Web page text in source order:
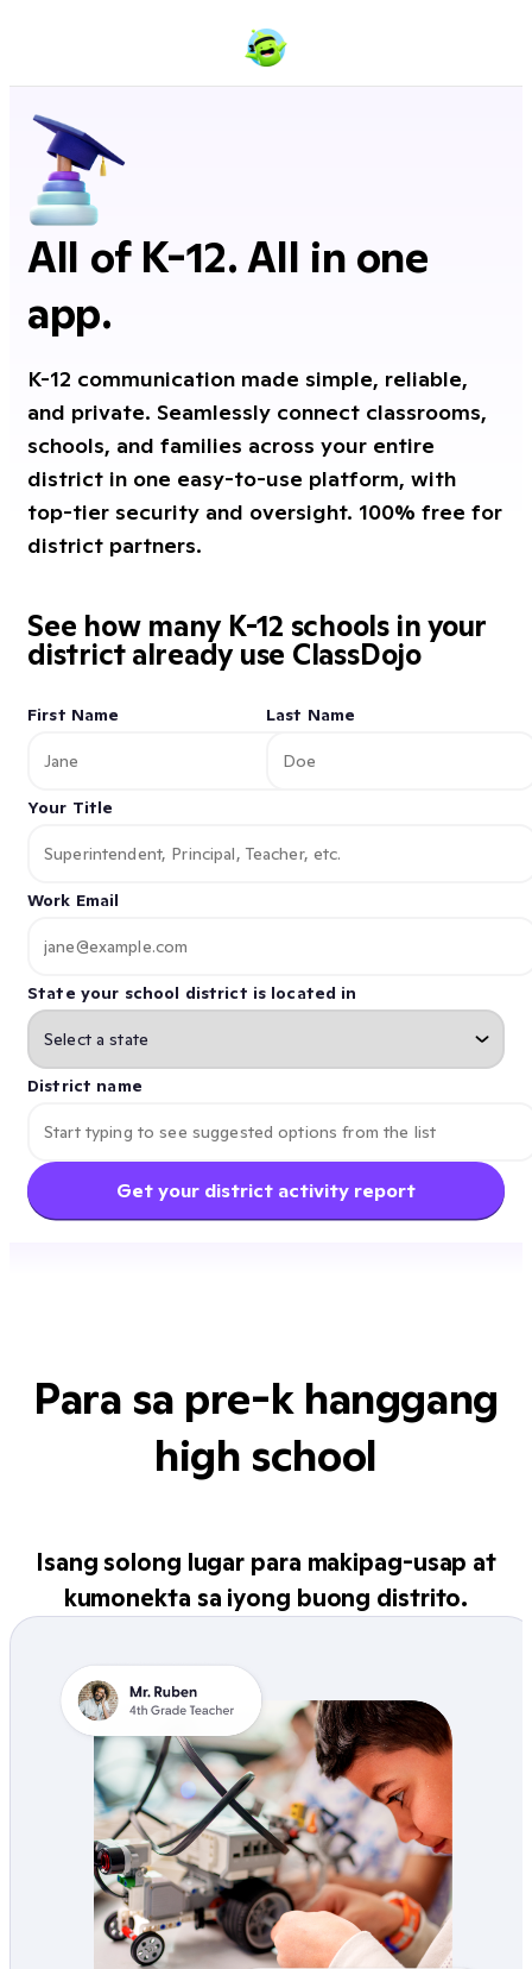
All of K-12. All in one
app.
K-12 communication made simple, reliable,
and private. Seamlessly connect classrooms,
schools, and families across your entire
district in one easy-to-use platform, with
top-tier security and oversight. 100% free for
district partners.
See how many K-12 schools in your
district already use ClassDojo
First Name Last Name
Your Title
Work Email
State your school district is located in
District name
Get your district activity report
Para sa pre-k hanggang
high school
Isang solong lugar para makipag-usap at
kumonekta sa iyong buong distrito.